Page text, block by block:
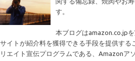
す。
本ブログはamazon.co.jp
サイトが紹介料を獲得できる手段を提供する
リエイト宣伝プログラムである、Amazonア